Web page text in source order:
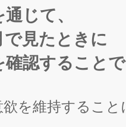
じて、
で見たときに
確認すること
を維持するこ